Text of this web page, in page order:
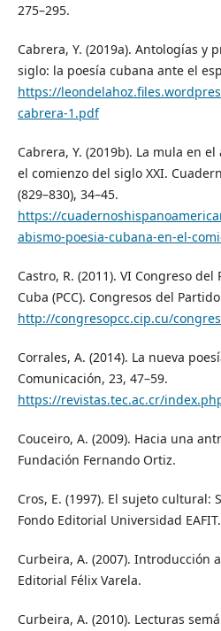
275–295.
Cabrera, Y. (2019a). Antologías y
siglo: la poesía cubana ante el
https://
cabrera-1.pdf
Cabrera, Y. (2019b). La mula en
el comienzo del siglo XXI.
(829–830), 34–45.
https://
abismo-poesia-cubana-en-el-
Castro, R. (2011). VI Congreso
Cuba (PCC). Congresos del
http://congresopcc.cip.cu/
Corrales, A. (2014). La nueva
Comunicación, 23, 47–59.
https://revistas.tec.ac.cr/
Couceiro, A. (2009). Hacia una
Fundación Fernando Ortiz.
Cros, E. (1997). El sujeto cultural:
Fondo Editorial Universidad EAFIT.
Curbeira, A. (2007). Introducción
Editorial Félix Varela.
Curbeira, A. (2010). Lecturas